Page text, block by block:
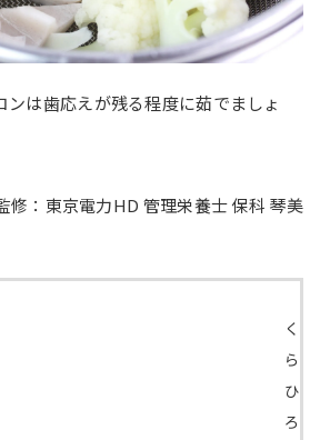
ンは歯応えが残る程度に茹でましょ
修：東京電力HD 管理栄養士 保科 琴美
く
ら
ひ
ろ